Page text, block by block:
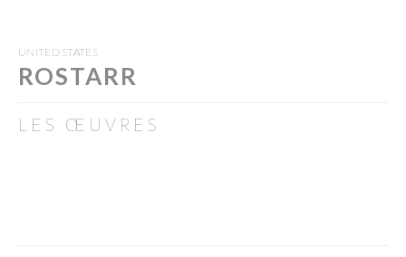
UNITED STATES
ROSTARR
LES ŒUVRES